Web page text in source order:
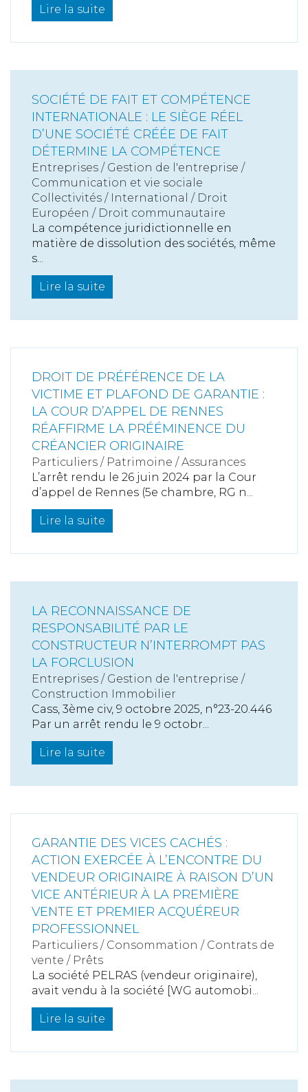
Lire la suite
SOCIÉTÉ DE FAIT ET COMPÉTENCE
INTERNATIONALE : LE SIÈGE RÉEL
D’UNE SOCIÉTÉ CRÉÉE DE FAIT
DÉTERMINE LA COMPÉTENCE
Entreprises / Gestion de l'entreprise /
Communication et vie sociale
Collectivités / International / Droit
Européen / Droit communautaire
La compétence juridictionnelle en
matière de dissolution des sociétés, même
s...
Lire la suite
DROIT DE PRÉFÉRENCE DE LA
VICTIME ET PLAFOND DE GARANTIE :
LA COUR D’APPEL DE RENNES
RÉAFFIRME LA PRÉÉMINENCE DU
CRÉANCIER ORIGINAIRE
Particuliers / Patrimoine / Assurances
L’arrêt rendu le 26 juin 2024 par la Cour
d’appel de Rennes (5e chambre, RG n...
Lire la suite
LA RECONNAISSANCE DE
RESPONSABILITÉ PAR LE
CONSTRUCTEUR N’INTERROMPT PAS
LA FORCLUSION
Entreprises / Gestion de l'entreprise /
Construction Immobilier
Cass, 3ème civ, 9 octobre 2025, n°23-20.446
Par un arrêt rendu le 9 octobr...
Lire la suite
GARANTIE DES VICES CACHÉS :
ACTION EXERCÉE À L’ENCONTRE DU
VENDEUR ORIGINAIRE À RAISON D’UN
VICE ANTÉRIEUR À LA PREMIÈRE
VENTE ET PREMIER ACQUÉREUR
PROFESSIONNEL
Particuliers / Consommation / Contrats de
vente / Prêts
La société PELRAS (vendeur originaire),
avait vendu à la société [WG automobi...
Lire la suite